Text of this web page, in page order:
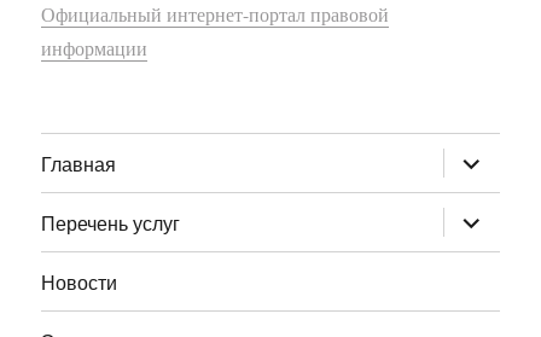
Официальный интернет-портал правовой
информации
Главная раскрыть
дочернее
меню
Перечень услуг
раскрыть
дочернее
меню
Новости